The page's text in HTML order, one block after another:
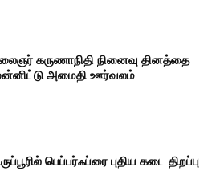
கருணாநிதி நினைவு தினத்தை
அமைதி ஊர்வலம்
பெப்பர்ஃப்ரை புதிய கடை திறப்பு